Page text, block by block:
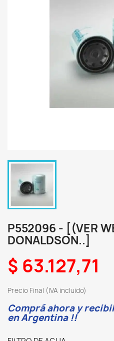
P552096 - [(VER
DONALDSON..]
$ 63.127,71
Precio Final (IVA incluido)
Comprá ahora y
en Argentina !!